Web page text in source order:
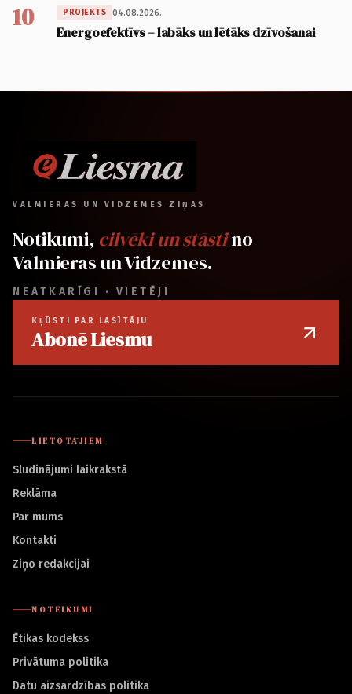
10 PROJEKTS 04.08.2026.
Energoefektīvs – labāks un lētāks dzīvošanai
VALMIERAS UN VIDZEMES ZIŅAS
Notikumi, cilvēki un stāstino
Valmieras un Vidzemes.
NEATKARĪGI · VIETĒJI
KĻŪSTI PAR LASĪTĀJU
Abonē Liesmu
LIETOTĀJIEM
Sludinājumi laikrakstā
Reklāma
Par mums
Kontakti
Ziņo redakcijai
NOTEIKUMI
Ētikas kodekss
Privātuma politika
Datu aizsardzības politika